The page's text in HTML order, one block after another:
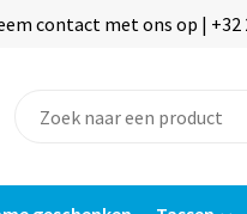
contact met ons op | +32